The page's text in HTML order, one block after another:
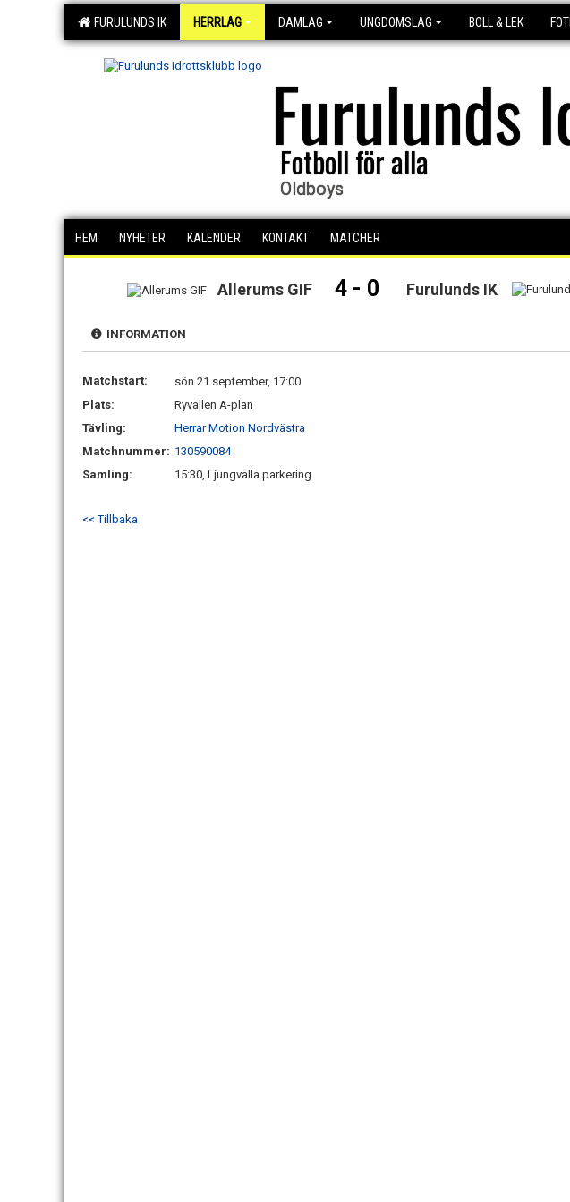
FURULUNDS IK HERRLAG DAMLAG UNGDOMSLAG BOLL & LEK
Furulunds
Fotboll för alla
Oldboys
HEM NYHETER KALENDER KONTAKT MATCHER
Allerums GIF 4 - 0 Furulunds IK
INFORMATION
Matchstart:
sön 21 september, 17:00
Plats:
Ryvallen A-plan
Tävling:
Herrar Motion Nordvästra
Matchnummer: 130590084
Samling:
15:30, Ljungvalla parkering
<< Tillbaka